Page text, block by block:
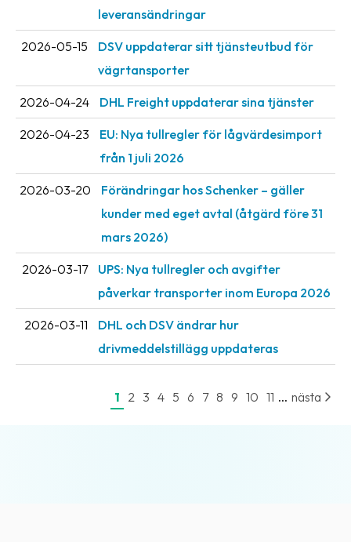
Kontakta
oss
Villkor
Allmänna
Integritet
Förbjudet
innehåll
leveransändringar
2026-05-15
DSV uppdaterar sitt tjänsteutbud för
vägrtansporter
2026-04-24 DHL Freight uppdaterar sina tjänster
2026-04-23
EU: Nya tullregler för låg­värdesimport
från 1 juli 2026
2026-03-20
Förändringar hos Schenker – gäller
kunder med eget avtal (åtgärd före 31
mars 2026)
2026-03-17
UPS: Nya tullregler och avgifter
påverkar transporter inom Europa 2026
2026-03-11
DHL och DSV ändrar hur
drivmeddelstillägg uppdateras
1 2 3 4 5 6 7 8 9 10 11 ... nästa